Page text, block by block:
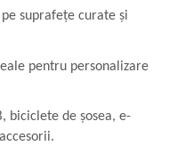
suprafețe curate și
pentru personalizare
biciclete de șosea, e-